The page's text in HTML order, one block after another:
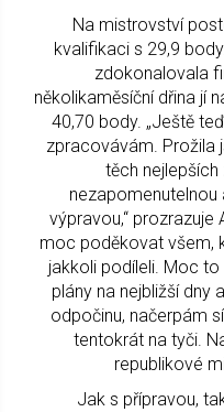
Na mistrovství
kvalifikaci s 29,9
zdokonalovala
několikaměsíční dřina jí
40,70 body. „Ještě
zpracovávám. Prožila
těch
výpravou,“ prozrazuje
moc poděkovat všem,
jakkoli podíleli. Moc to
plány na nejbližší dny
odpočinu, načerpám
tentokrát na tyči.
republikové
Jak s přípravou,